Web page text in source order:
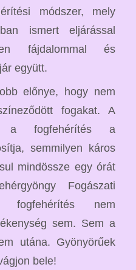
módszer, mely
ismert eljárással
fájdalommal és
együtt.
előnye, hogy nem
fogakat. A
a fogfehérítés a
semmilyen káros
mindössze egy órát
Fogászati
fogfehérítés nem
sem. Sem a
utána. Gyönyörűek
bele!